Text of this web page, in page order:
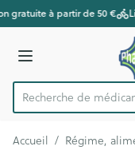
Aller au contenu
1 de 1
gratuite à partir de 50 €
Menu
Rechercher
Recherche de m
Accueil / Régime,